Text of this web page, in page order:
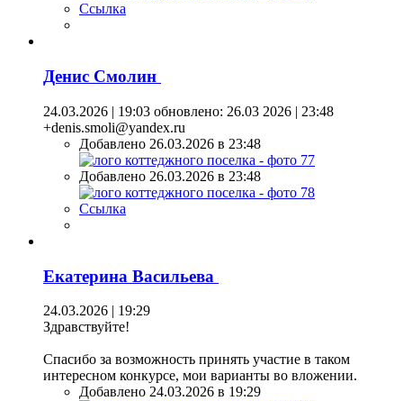
Ссылка
Денис Смолин
24.03.2026 | 19:03 обновлено: 26.03 2026 | 23:48
+denis.smoli@yandex.ru
Добавлено 26.03.2026 в 23:48
Добавлено 26.03.2026 в 23:48
Ссылка
Екатерина Васильева
24.03.2026 | 19:29
Здравствуйте!
Спасибо за возможность принять участие в таком
интересном конкурсе, мои варианты во вложении.
Добавлено 24.03.2026 в 19:29